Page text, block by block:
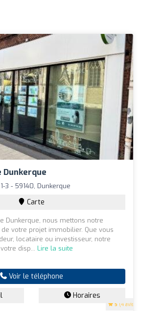
Dunkerque
5 (4 avis)
3 - 59140, Dunkerque
Carte
Dunkerque, nous mettons notre
votre projet immobilier. Que vous
locataire ou investisseur, notre
disp... Lire la suite
Voir le téléphone
Horaires